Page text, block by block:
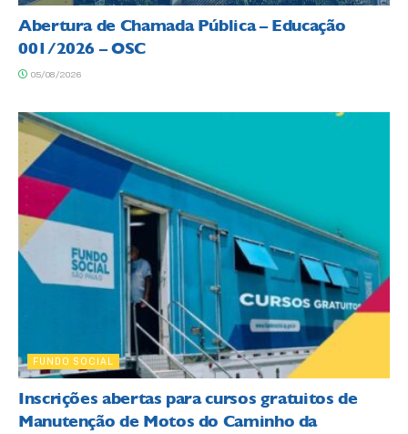
Abertura de Chamada Pública – Educação
001/2026 – OSC
05/08/2026
FUNDO SOCIAL
Inscrições abertas para cursos gratuitos de
Manutenção de Motos do Caminho da